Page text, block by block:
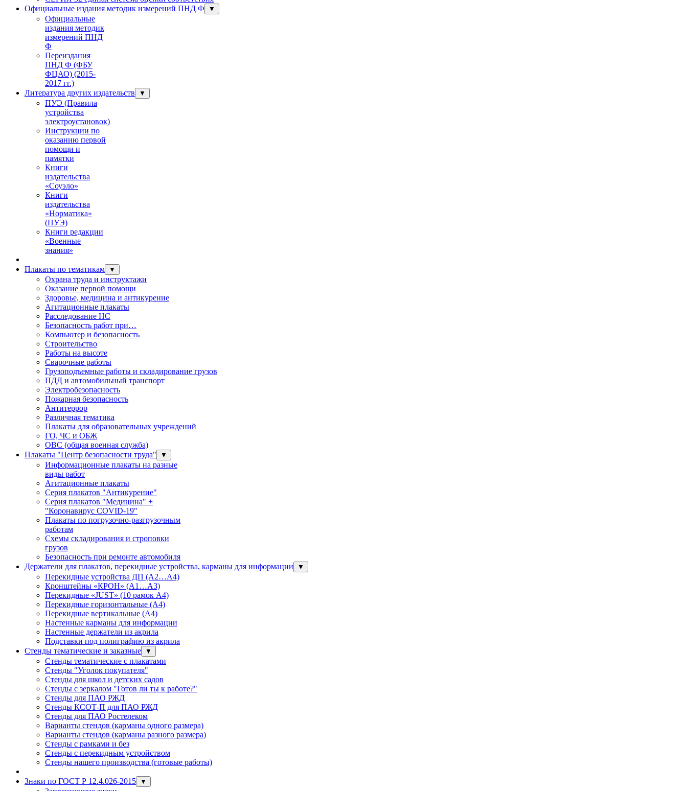
Официальные издания методик измерений ПНД Ф
▼
Официальные
издания методик
измерений ПНД
Ф
Переиздания
ПНД Ф (ФБУ
ФЦАО) (2015-
2017 гг.)
Литература других издательств
▼
ПУЭ (Правила
устройства
электроустановок)
Инструкции по
оказанию первой
помощи и
памятки
Книги
издательства
«Соуэло»
Книги
издательства
«Норматика»
(ПУЭ)
Книги редакции
«Военные
знания»
Плакаты по тематикам ▼
Охрана труда и инструктажи
Оказание первой помощи
Здоровье, медицина и антикурение
Агитационные плакаты
Расследование НС
Безопасность работ при…
Компьютер и безопасность
Строительство
Работы на высоте
Сварочные работы
Грузоподъемные работы и складирование грузов
ПДД и автомобильный транспорт
Электробезопасность
Пожарная безопасность
Антитеррор
Различная тематика
Плакаты для образовательных учреждений
ГО, ЧС и ОБЖ
ОВС (общая военная служба)
Плакаты "Центр безопасности труда"
▼
Информационные плакаты на разные
виды работ
Агитационные плакаты
Серия плакатов "Антикурение"
Серия плакатов "Медицина" +
"Коронавирус COVID-19"
Плакаты по погрузочно-разгрузочным
работам
Схемы складирования и строповки
грузов
Безопасность при ремонте автомобиля
Держатели для плакатов, перекидные устройства, карманы для информации
▼
Перекидные устройства ДП (А2…А4)
Кронштейны «КРОН» (А1…А3)
Перекидные «JUST» (10 рамок А4)
Перекидные горизонтальные (А4)
Перекидные вертикальные (А4)
Настенные карманы для информации
Настенные держатели из акрила
Подставки под полиграфию из акрила
Стенды тематические и заказные
▼
Стенды тематические с плакатами
Стенды "Уголок покупателя"
Стенды для школ и детских садов
Стенды с зеркалом "Готов ли ты к работе?"
Стенды для ПАО РЖД
Стенды КСОТ-П для ПАО РЖД
Стенды для ПАО Ростелеком
Варианты стендов (карманы одного размера)
Варианты стендов (карманы разного размера)
Стенды с рамками и без
Стенды с перекидным устройством
Стенды нашего производства (готовые работы)
Знаки по ГОСТ Р 12.4.026-2015 ▼